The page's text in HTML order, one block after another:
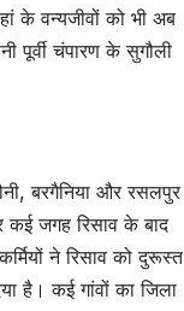
के वन्यजीवों को भी अब
पूर्वी चंपारण के सुगौली
बरगैनिया और रसलपुर
कई जगह रिसाव के बाद
ने रिसाव को दुरूस्त
है। कई गांवों का जिला